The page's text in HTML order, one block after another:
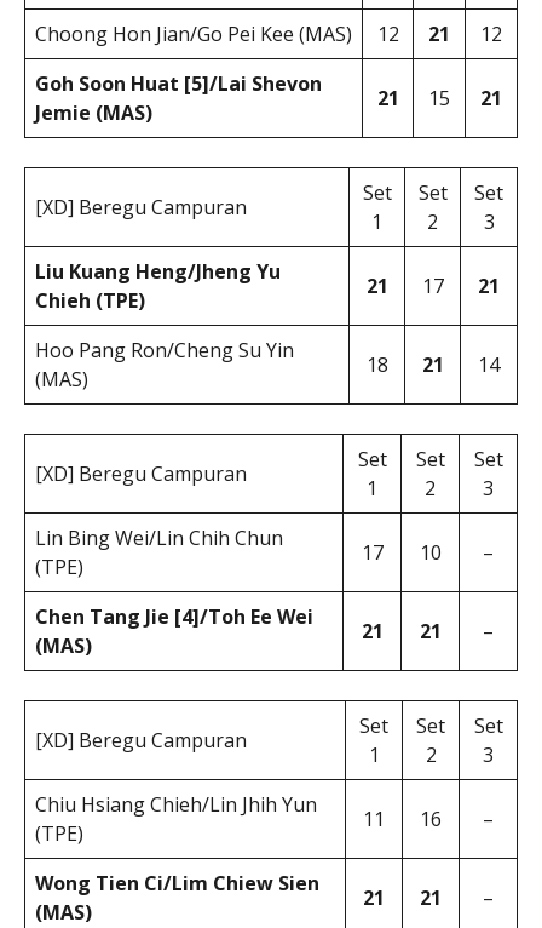
Choong Hon Jian/Go Pei Kee (MAS)
12 21
12
Goh Soon Huat [5]/Lai Shevon
Jemie (MAS)
21 15 21
[XD] Beregu Campuran
Set
1
Set
2
Set
3
Liu Kuang Heng/Jheng Yu
Chieh (TPE)
21 17 21
Hoo Pang Ron/Cheng Su Yin
(MAS)
18 21 14
[XD] Beregu Campuran
Set
1
Set
2
Set
3
Lin Bing Wei/Lin Chih Chun
(TPE)
17 10 –
Chen Tang Jie [4]/Toh Ee Wei
(MAS)
21 21 –
[XD] Beregu Campuran
Set
1
Set
2
Set
3
Chiu Hsiang Chieh/Lin Jhih Yun
(TPE)
11 16 –
Wong Tien Ci/Lim Chiew Sien
(MAS)
21 21 –